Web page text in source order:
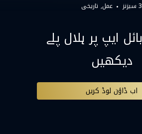
3 سیزنز عمل تاریخی
ایپ پر ہلال پلے
دیکھیں
اب ڈاؤن لوڈ کریں